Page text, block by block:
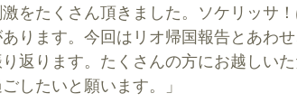
をたくさん頂きました。ソケリッサ
ります。今回はリオ帰国報告とあわ
返ります。たくさんの方にお越しい
したいと願います。」